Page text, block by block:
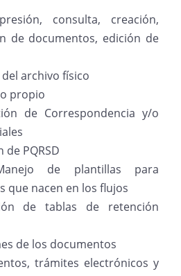
consulta, creación,
de documentos, edición de
archivo físico
propio
de Correspondencia y/o
PQRSD
de plantillas para
que nacen en los flujos
de tablas de retención
de los documentos
trámites electrónicos y